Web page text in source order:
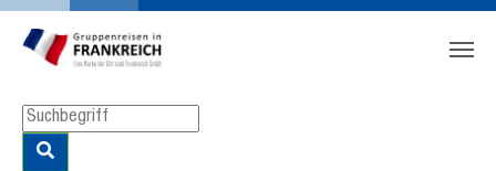
Zum Hauptinhalt springen
Skip to page footer